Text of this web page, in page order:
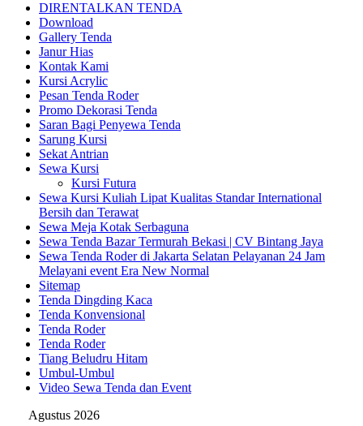
DIRENTALKAN TENDA
Download
Gallery Tenda
Janur Hias
Kontak Kami
Kursi Acrylic
Pesan Tenda Roder
Promo Dekorasi Tenda
Saran Bagi Penyewa Tenda
Sarung Kursi
Sekat Antrian
Sewa Kursi
Kursi Futura
Sewa Kursi Kuliah Lipat Kualitas Standar International
Bersih dan Terawat
Sewa Meja Kotak Serbaguna
Sewa Tenda Bazar Termurah Bekasi | CV Bintang Jaya
Sewa Tenda Roder di Jakarta Selatan Pelayanan 24 Jam
Melayani event Era New Normal
Sitemap
Tenda Dingding Kaca
Tenda Konvensional
Tenda Roder
Tenda Roder
Tiang Beludru Hitam
Umbul-Umbul
Video Sewa Tenda dan Event
Agustus 2026